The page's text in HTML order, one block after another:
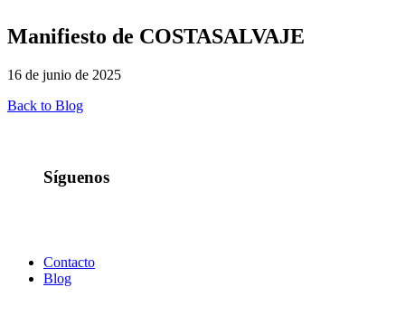
Manifiesto de COSTASALVAJE
16 de junio de 2025
Back to Blog
Síguenos
Contacto
Blog